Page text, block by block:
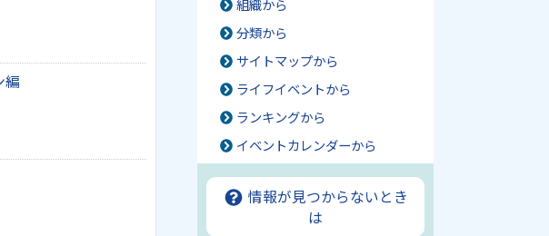
編
組織から
分類から
サイトマップから
ライフイベントから
ランキングから
イベントカレンダーから
情報が見つからないとき
は